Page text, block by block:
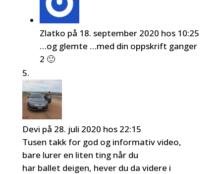
Zlatko på 18. september 2020 hos 10:25
…og glemte …med din oppskrift ganger
2 🙂
Devi på 28. juli 2020 hos 22:15
Tusen takk for god og informativ video,
bare lurer en liten ting når du
har ballet deigen, hever du da videre i